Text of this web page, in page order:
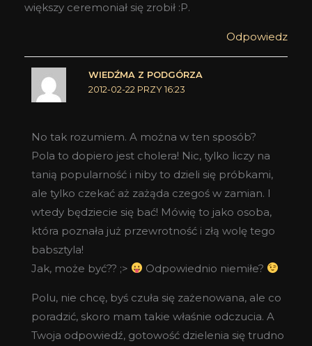
większy ceremoniał się zrobił :P.
Odpowiedz
WIEDŹMA Z PODGÓRZA
2012-02-22 PRZY 16:23
No tak rozumiem. A można w ten sposób?
Pola to dopiero jest cholera! Nic, tylko liczy na
tanią popularność i niby to dzieli się próbkami,
ale tylko czekać aż zażąda czegoś w zamian. I
wtedy będziecie się bać! Mówię to jako osoba,
która poznała już przewrotność i złą wolę tego
babsztyla!
Jak, może być?? ;>
Odpowiednio niemiłe?
Polu, nie chcę, byś czuła się zażenowana, ale co
poradzić, skoro mam takie właśnie odczucia. A
Twoja odpowiedź, gotowość dzielenia się trudno